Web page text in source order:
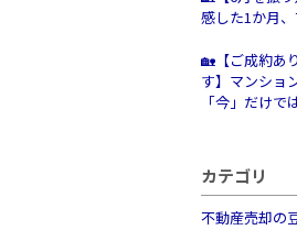
感した1か月
🏡【ご成約あ
す】マンショ
「今」だけで
カテゴリ
不動産売却の